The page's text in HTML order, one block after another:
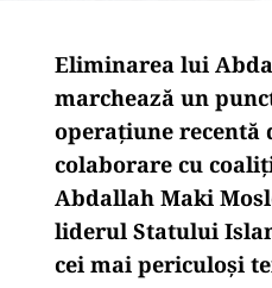
Eliminarea lui
marchează un
operațiune recentă
colaborare cu
Abdallah Maki
liderul Statului
cei mai periculoși